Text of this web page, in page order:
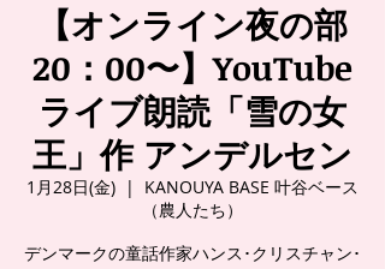
【オンライン夜の部
20：00〜】YouTube
ライブ朗読「雪の女
王」作 アンデルセン
1月28日(金)
  |
KANOUYA BASE 叶谷ベース
（農人たち）
デンマークの童話作家ハンス･クリスチャン･